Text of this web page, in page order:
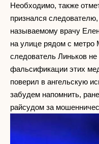
Необходимо, также
признался
называемому врачу
на улице рядом с метро
следователь Линьков
фальсификации этих
поверил в ангельскую
забудем напомнить,
райсудом за